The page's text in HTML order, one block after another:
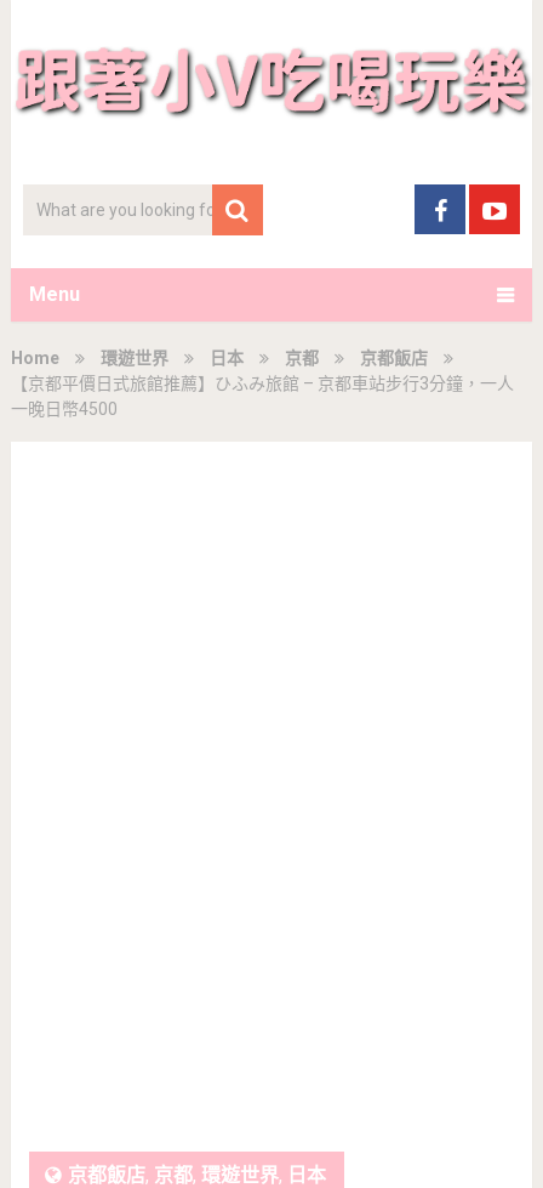
Menu
Home 環遊世界 日本 京都
京都飯店
【京都平價日式旅館推薦】ひふみ旅館 – 京都車站步行3分鐘，一人
一晚日幣4500
京都飯店, 京都, 環遊世界, 日本